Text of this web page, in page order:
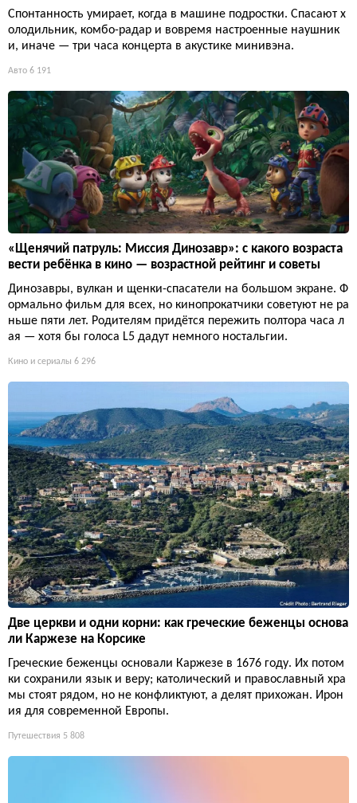
Спонтанность умирает, когда в машине подростки. Спасают х
олодильник, комбо-радар и вовремя настроенные наушник
и, иначе — три часа концерта в акустике минивэна.
Авто 6 191
«Щенячий патруль: Миссия Динозавр»: с какого возраста
вести ребёнка в кино — возрастной рейтинг и советы
Динозавры, вулкан и щенки-спасатели на большом экране. Ф
ормально фильм для всех, но кинопрокатчики советуют не ра
ньше пяти лет. Родителям придётся пережить полтора часа л
ая — хотя бы голоса L5 дадут немного ностальгии.
Кино и сериалы 6 296
Две церкви и одни корни: как греческие беженцы основа
ли Каржезе на Корсике
Греческие беженцы основали Каржезе в 1676 году. Их потом
ки сохранили язык и веру; католический и православный хра
мы стоят рядом, но не конфликтуют, а делят прихожан. Ирон
ия для современной Европы.
Путешествия 5 808